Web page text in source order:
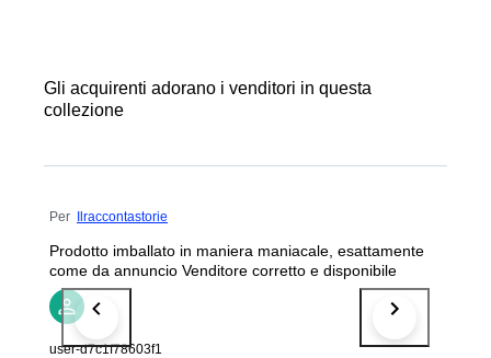
Gli acquirenti adorano i venditori in questa
collezione
Per Ilraccontastorie
Prodotto imballato in maniera maniacale, esattamente
come da annuncio Venditore corretto e disponibile
user-d7c1f78603f1